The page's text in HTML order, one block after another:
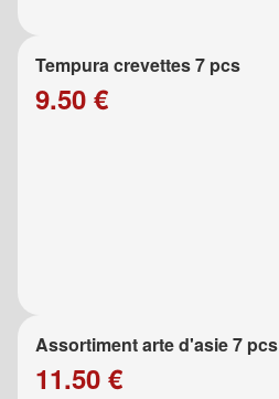
Tempura crevettes 7 pcs
9.50 €
Assortiment arte d'asie 7 pcs
11.50 €